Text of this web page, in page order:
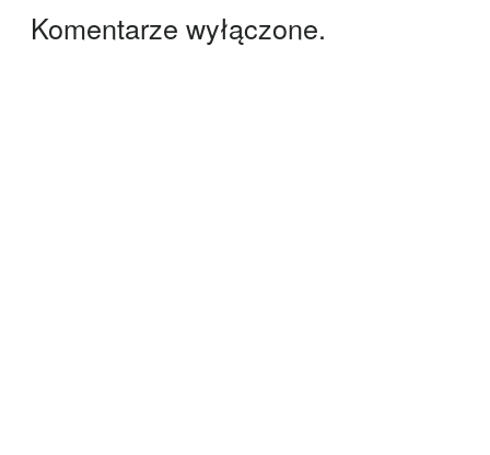
Komentarze wyłączone.